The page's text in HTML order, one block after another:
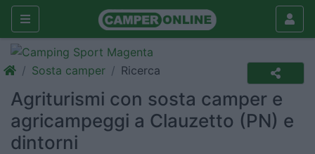
Sosta camper Ricerca
Agriturismi con sosta camper e
agricampeggi a Clauzetto (PN) e
dintorni